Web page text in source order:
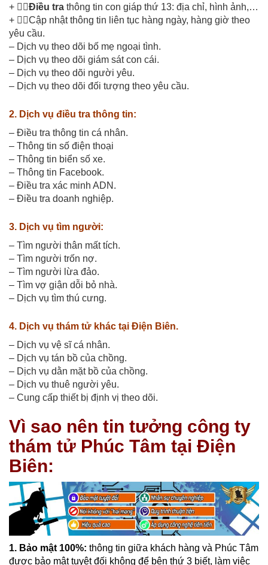
+ 🕵🏽Điều tra thông tin con giáp thứ 13: địa chỉ, hình ảnh,…
+ 🕵🏽Cập nhật thông tin liên tục hàng ngày, hàng giờ theo
yêu cầu.
– Dịch vụ theo dõi bố mẹ ngoại tình.
– Dịch vụ theo dõi giám sát con cái.
– Dịch vụ theo dõi người yêu.
– Dịch vụ theo dõi đối tượng theo yêu cầu.
2. Dịch vụ điều tra thông tin:
– Điều tra thông tin cá nhân.
– Thông tin số điện thoại
– Thông tin biển số xe.
– Thông tin Facebook.
– Điều tra xác minh ADN.
– Điều tra doanh nghiệp.
3. Dịch vụ tìm người:
– Tìm người thân mất tích.
– Tìm người trốn nợ.
– Tìm người lừa đảo.
– Tìm vợ giận dỗi bỏ nhà.
– Dịch vụ tìm thú cưng.
4. Dịch vụ thám tử khác tại Điện Biên.
– Dịch vụ vệ sĩ cá nhân.
– Dịch vụ tán bồ của chồng.
– Dịch vụ dằn mặt bồ của chồng.
– Dịch vụ thuê người yêu.
– Cung cấp thiết bị định vị theo dõi.
Vì sao nên tin tưởng công ty
thám tử Phúc Tâm tại Điện
Biên:
1. Bảo mật 100%: thông tin giữa khách hàng và Phúc Tâm
được bảo mật tuyệt đối không để bên thứ 3 biết, làm việc